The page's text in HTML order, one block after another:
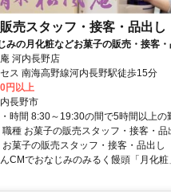
売スタッフ・接客・品出し
みの月化粧などお菓子の販売・接客
河内長野店
ス 南海高野線河内長野駅徒歩15分
円以上
長野市
時間 8:30～19:30の間で5時間以上の
種 お菓子の販売スタッフ・接客・品
お菓子の販売スタッフ・接客・品出し
CMでおなじみのみるく饅頭「月化粧